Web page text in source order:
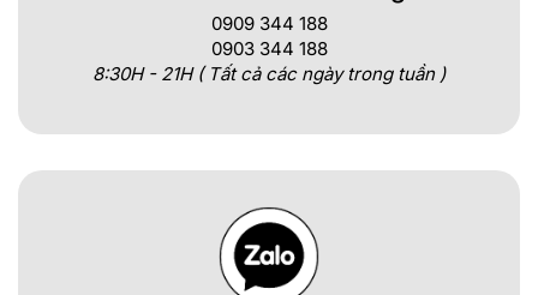
0909 344 188
0903 344 188
8:30H - 21H ( Tất cả các ngày trong tuần )